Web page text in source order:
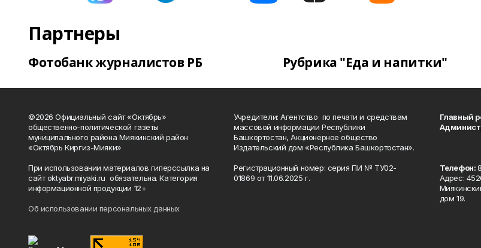
Партнеры
Фотобанк журналистов РБ Рубрика "Еда и напитки"
©2026 Официальный сайт «Октябрь»
общественно-политической газеты
муниципального района Миякинский район
«Октябрь Киргиз-Мияки»
При использовании материалов гиперссылка на
сайт oktyabr.miyaki.ru обязательна. Категория
информационной продукции 12+
Об использовании персональных данных
Учредители: Агентство по печати и средствам
массовой информации Республики
Башкортостан, Акционерное общество
Издательский дом «Республика Башкортостан».
Регистрационный номер: серия ПИ № ТУ02-
01869 от 11.06.2025 г.
Главный
Телефон:
Адрес:
дом 19.